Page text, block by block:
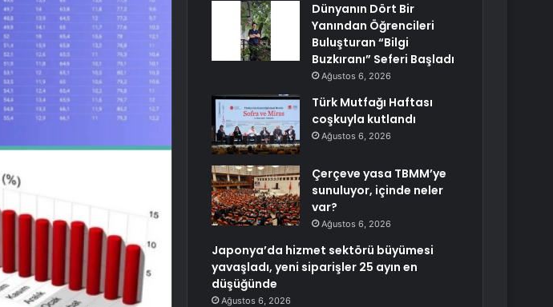
Dünyanın Dört Bir
Yanından Öğrencileri
Buluşturan “Bilgi
Buzkıranı” Seferi Başladı
Ağustos 6, 2026
Türk Mutfağı Haftası
coşkuyla kutlandı
Ağustos 6, 2026
Çerçeve yasa TBMM’ye
sunuluyor, içinde neler
var?
Ağustos 6, 2026
Japonya’da hizmet sektörü büyümesi
yavaşladı, yeni siparişler 25 ayın en
düşüğünde
Ağustos 6, 2026